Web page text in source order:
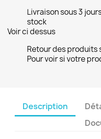
Livraison sous 3
stock
Voir ci dessus
Retour des produits
Pour voir si votre
Description